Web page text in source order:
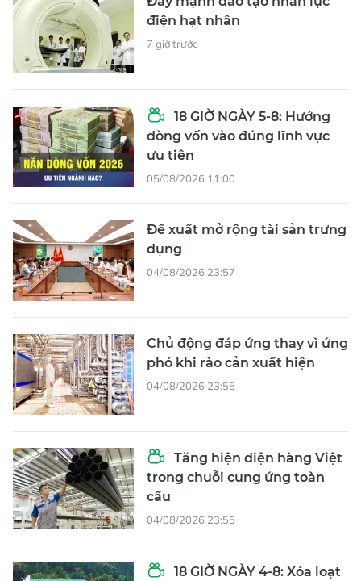
điện hạt nhân
7 giờ trước
18 GIỜ NGÀY 5-8: Hướng
dòng vốn vào đúng lĩnh vực
ưu tiên
05/08/2026 11:00
Đề xuất mở rộng tài sản trưng
dụng
04/08/2026 23:57
Chủ động đáp ứng thay vì ứng
phó khi rào cản xuất hiện
04/08/2026 23:55
Tăng hiện diện hàng Việt
trong chuỗi cung ứng toàn
cầu
04/08/2026 23:55
18 GIỜ NGÀY 4-8: Xóa loạt